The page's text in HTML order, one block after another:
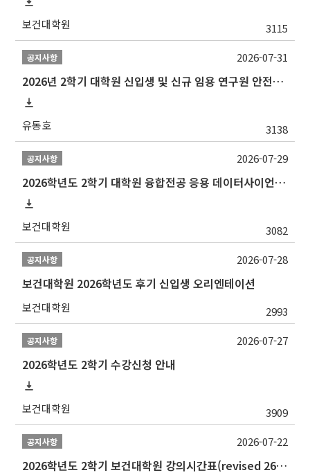
보건대학원 3115
공지사항
2026년 2학기 대학원 신입생 및 신규 임용 연구원 안전환경교육(신규교육) 실시 안내
유동호 3138
2026-07-31
공지사항
2026학년도 2학기 대학원 융합전공 응용 데이터사이언스 선발 계획 알림
보건대학원 3082
2026-07-29
공지사항
보건대학원 2026학년도 후기 신입생 오리엔테이션
보건대학원 2993
2026-07-28
공지사항
2026학년도 2학기 수강신청 안내
보건대학원 3909
2026-07-27
공지사항
2026학년도 2학기 보건대학원 강의시간표(revised 260803)(2026 2nd SEMESTER SNU GSPH TIMETABLE)
2026-07-22